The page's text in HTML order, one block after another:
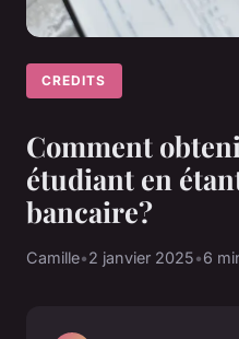
CREDITS
Comment
étudiant en
bancaire?
Camille•2 janvier 2025•6